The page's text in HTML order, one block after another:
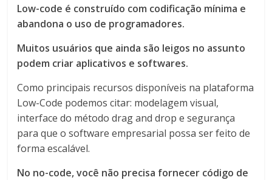
Low-code é construído com codificação mínima e
abandona o uso de programadores.
Muitos usuários que ainda são leigos no assunto
podem criar aplicativos e softwares.
Como principais recursos disponíveis na plataforma
Low-Code podemos citar: modelagem visual,
interface do método drag and drop e segurança
para que o software empresarial possa ser feito de
forma escalável.
No no-code, você não precisa fornecer código de